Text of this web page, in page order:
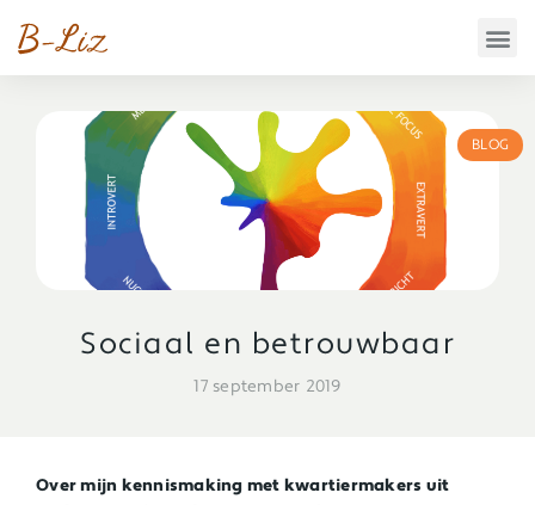
BLOG
Sociaal en betrouwbaar
17 september 2019
Over mijn kennismaking met kwartiermakers uit